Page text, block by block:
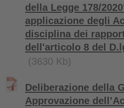
della Legge 178/
applicazione degli
disciplina dei
dell'articolo 8 del
(3630 Kb)
Deliberazione della
Approvazione